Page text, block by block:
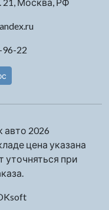
96-22
авто 2026
цена указана
уточняться при